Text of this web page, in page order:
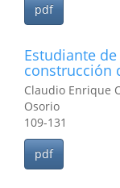
pdf
Estudiante
construcción
Claudio Enrique
Osorio
109-131
pdf